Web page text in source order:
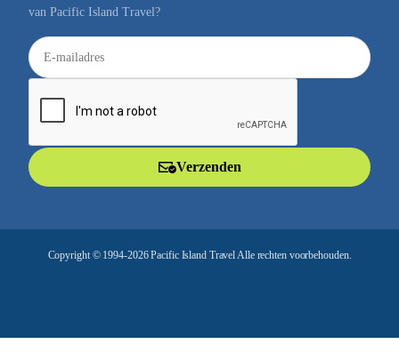
van Pacific Island Travel?
E
-
a
Verzenden
Copyright © 1994-2026 Pacific Island Travel Alle rechten voorbehouden.